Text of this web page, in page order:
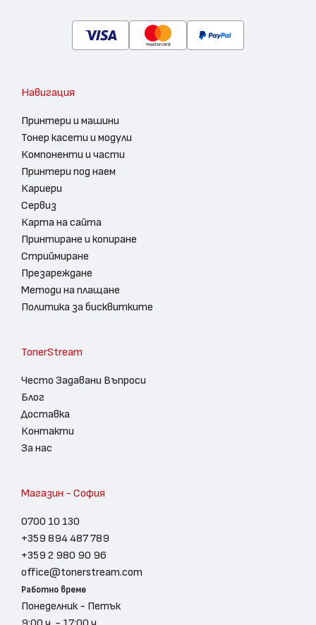
Навигация
Принтери и машини
Тонер касети и модули
Компоненти и части
Принтери под наем
Кариери
Сервиз
Карта на сайта
Принтиране и копиране
Стриймиране
Презареждане
Методи на плащане
Политика за бисквитките
TonerStream
Често Задавани Въпроси
Блог
Доставка
Контакти
За нас
Магазин - София
0700 10 130
+359 894 487 789
+359 2 980 90 96
office@tonerstream.com
Работно време
Понеделник - Петък
9:00 ч. - 17:00 ч.